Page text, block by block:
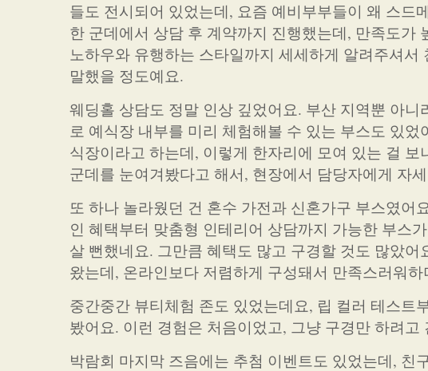
들도 전시되어 있었는데, 요즘 예비부부들이 왜 스드
한 군데에서 상담 후 계약까지 진행했는데, 만족도가
노하우와 유행하는 스타일까지 세세하게 알려주셔
말했을 정도예요.
웨딩홀 상담도 정말 인상 깊었어요. 부산 지역뿐 아
로 예식장 내부를 미리 체험해볼 수 있는 부스도 있
식장이라고 하는데, 이렇게 한자리에 모여 있는 걸
군데를 눈여겨봤다고 해서, 현장에서 담당자에게 자
또 하나 놀라웠던 건 혼수 가전과 신혼가구 부스였어
인 혜택부터 맞춤형 인테리어 상담까지 가능한 부스
살 뻔했네요. 그만큼 혜택도 많고 구경할 것도 많았
왔는데, 온라인보다 저렴하게 구성돼서 만족스러워하
중간중간 뷰티체험 존도 있었는데요, 립 컬러 테스
봤어요. 이런 경험은 처음이었고, 그냥 구경만 하려
박람회 마지막 즈음에는 추첨 이벤트도 있었는데,